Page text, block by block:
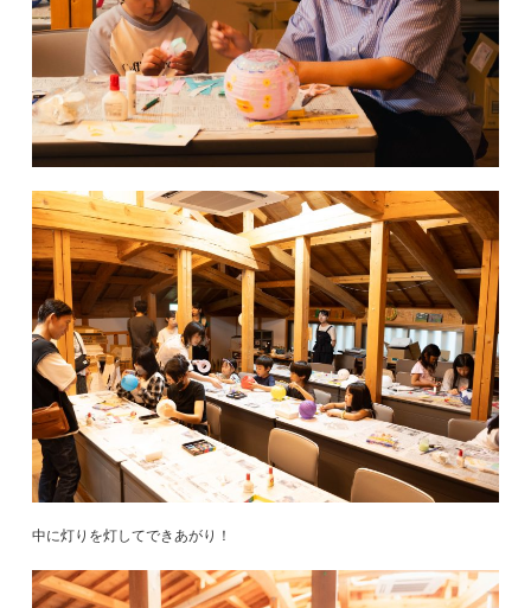
中に灯りを灯してできあがり！